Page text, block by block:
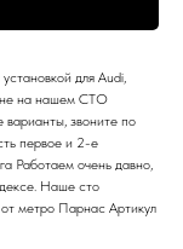
для Audi,
на нашем СТО
звоните по
первое и 2-е
Работаем очень давно,
Наше сто
метро Парнас Артикул